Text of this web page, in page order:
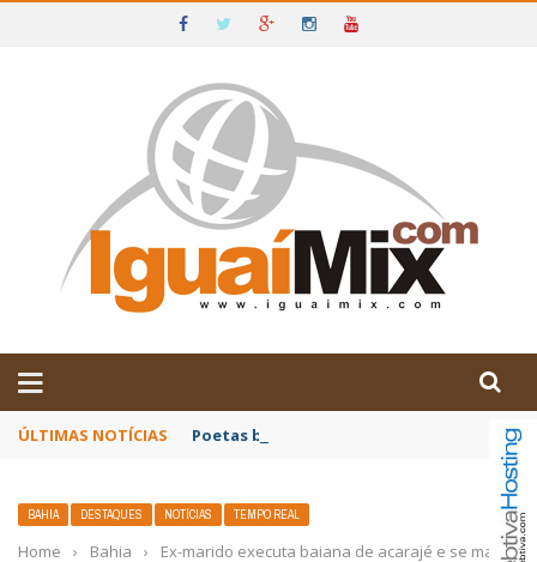
IGUAÍ E SUDOESTE DA BAHIA
ÚLTIMAS NOTÍCIAS Poetas baianos representam o Brasil no
BAHIA DESTAQUES NOTÍCIAS TEMPO REAL
Home › Bahia ›
Ex-marido executa baiana de acarajé e se mata